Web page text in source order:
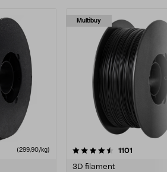
(299,90/kg)
Multibuy
1101
3D filament
4.5 av 5 stjerner